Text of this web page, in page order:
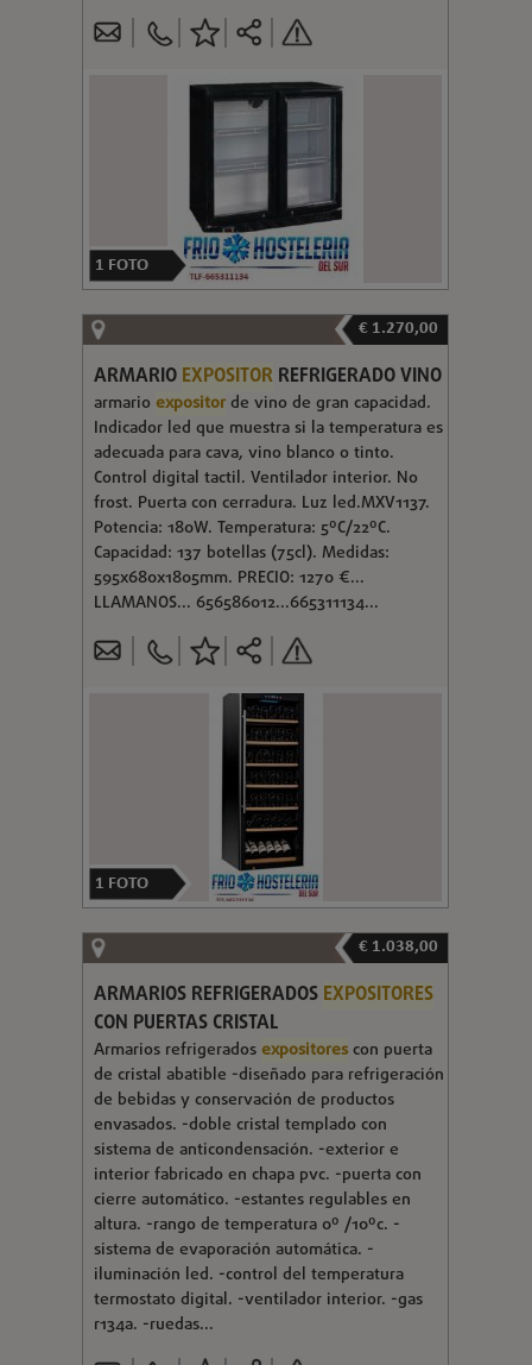
1 FOTO
€ 1.270,00
ARMARIO EXPOSITORREFRIGERADO VINO
armarioexpositorde vino de gran capacidad.
Indicador led que muestra si la temperatura es
adecuada para cava, vino blanco o tinto.
Control digital tactil. Ventilador interior. No
frost. Puerta con cerradura. Luz led.MXV1137.
Potencia: 180W. Temperatura: 5ºC/22ºC.
Capacidad: 137 botellas (75cl). Medidas:
595x680x1805mm. PRECIO: 1270 €...
LLAMANOS... 656586012...665311134...
1 FOTO
€ 1.038,00
ARMARIOS REFRIGERADOS EXPOSITORES
CON PUERTAS CRISTAL
Armarios refrigeradosexpositorescon puerta
de cristal abatible -diseñado para refrigeración
de bebidas y conservación de productos
envasados. -doble cristal templado con
sistema de anticondensación. -exterior e
interior fabricado en chapa pvc. -puerta con
cierre automático. -estantes regulables en
altura. -rango de temperatura 0º /10ºc. -
sistema de evaporación automática. -
iluminación led. -control del temperatura
termostato digital. -ventilador interior. -gas
r134a. -ruedas...